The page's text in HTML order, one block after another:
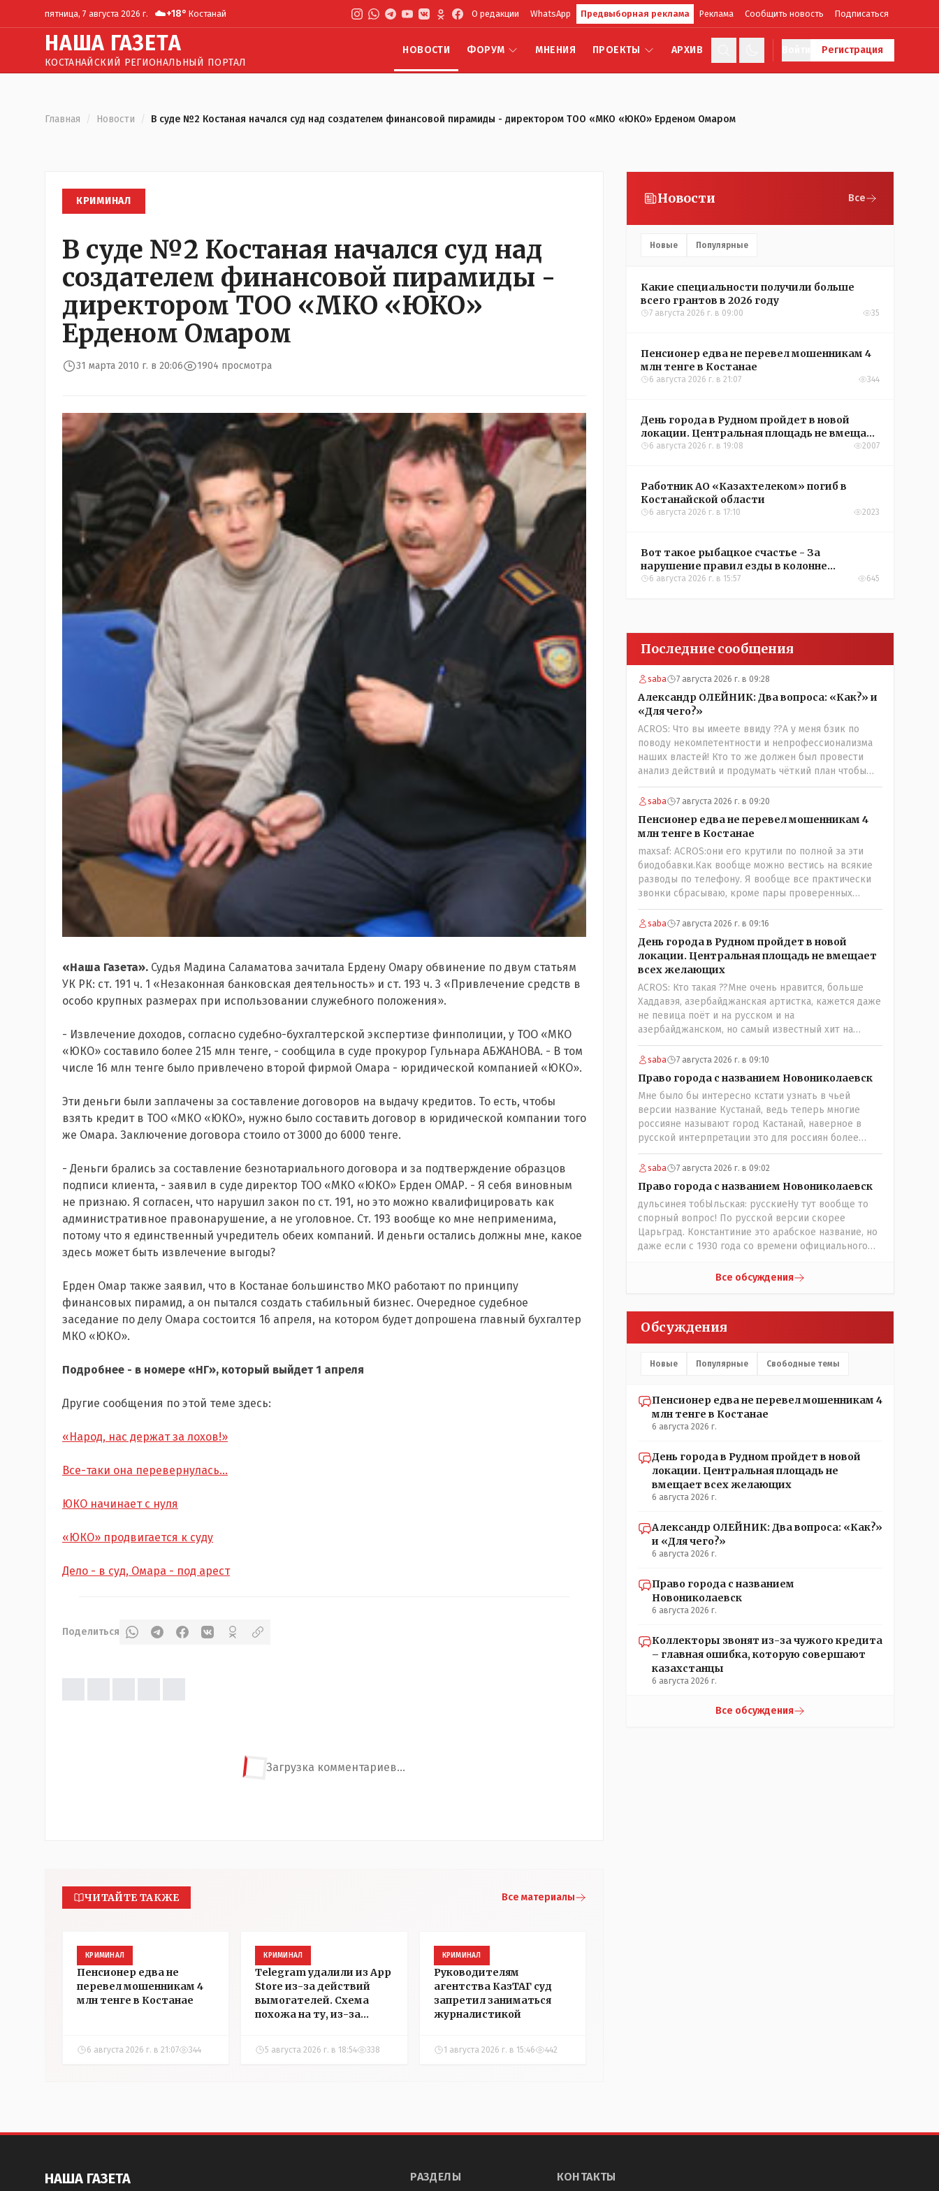
пятница, 7 августа 2026 г. ☁️+18° Костанай О редакции WhatsApp Предвыборная реклама Реклама Сообщить новость Подписаться
НАША ГАЗЕТА
КОСТАНАЙСКИЙ РЕГИОНАЛЬНЫЙ ПОРТАЛ
НОВОСТИ ФОРУМ МНЕНИЯ ПРОЕКТЫ АРХИВ Регистрация
Главная / Новости / В суде №2 Костаная начался суд над создателем финансовой пирамиды - директором ТОО «МКО «ЮКО» Ерденом Омаром
КРИМИНАЛ
В суде №2 Костаная начался суд над
создателем финансовой пирамиды -
директором ТОО «МКО «ЮКО»
Ерденом Омаром
31 марта 2010 г. в 20:06 1904 просмотра
«Наша Газета». Судья Мадина Саламатова зачитала Ердену Омару обвинение по двум статьям
УК РК: ст. 191 ч. 1 «Незаконная банковская деятельность» и ст. 193 ч. 3 «Привлечение средств в
особо крупных размерах при использовании служебного положения».
- Извлечение доходов, согласно судебно-бухгалтерской экспертизе финполиции, у ТОО «МКО
«ЮКО» составило более 215 млн тенге, - сообщила в суде прокурор Гульнара АБЖАНОВА. - В том
числе 16 млн тенге было привлечено второй фирмой Омара - юридической компанией «ЮКО».
Эти деньги были заплачены за составление договоров на выдачу кредитов. То есть, чтобы
взять кредит в ТОО «МКО «ЮКО», нужно было составить договор в юридической компании того
же Омара. Заключение договора стоило от 3000 до 6000 тенге.
- Деньги брались за составление безнотариального договора и за подтверждение образцов
подписи клиента, - заявил в суде директор ТОО «МКО «ЮКО» Ерден ОМАР. - Я себя виновным
не признаю. Я согласен, что нарушил закон по ст. 191, но это можно квалифицировать как
административное правонарушение, а не уголовное. Ст. 193 вообще ко мне неприменима,
потому что я единственный учредитель обеих компаний. И деньги остались должны мне, какое
здесь может быть извлечение выгоды?
Ерден Омар также заявил, что в Костанае большинство МКО работают по принципу
финансовых пирамид, а он пытался создать стабильный бизнес. Очередное судебное
заседание по делу Омара состоится 16 апреля, на котором будет допрошена главный бухгалтер
МКО «ЮКО».
Подробнее - в номере «НГ», который выйдет 1 апреля
Другие сообщения по этой теме здесь:
«Народ, нас держат за лохов!»
Все-таки она перевернулась...
ЮКО начинает с нуля
«ЮКО» продвигается к суду
Дело - в суд, Омара - под арест
Поделиться
Загрузка комментариев...
ЧИТАЙТЕ ТАКЖЕ Все материалы
КРИМИНАЛ
Пенсионер едва не
перевел мошенникам 4
млн тенге в Костанае
6 августа 2026 г. в 21:07 344
КРИМИНАЛ
Telegram удалили из App
Store из-за действий
вымогателей. Схема
похожа на ту, из-за
Instagram
5 августа 2026 г. в 18:54 338
КРИМИНАЛ
Руководителям
агентства КазТАГ суд
запретил заниматься
журналистикой
1 августа 2026 г. в 15:46 442
Новости Все
Новые Популярные
Какие специальности получили больше
всего грантов в 2026 году
7 августа 2026 г. в 09:00 35
Пенсионер едва не перевел мошенникам 4
млн тенге в Костанае
6 августа 2026 г. в 21:07 344
День города в Рудном пройдет в новой
локации. Центральная площадь не вмещает
всех желающих
6 августа 2026 г. в 19:08 2007
Работник АО «Казахтелеком» погиб в
Костанайской области
6 августа 2026 г. в 17:10 2023
Вот такое рыбацкое счастье - За
нарушение правил езды в колонне
оштрафовали участников соревнований в
6 августа 2026 г. в 15:57 645
Последние сообщения
saba 7 августа 2026 г. в 09:28
Александр ОЛЕЙНИК: Два вопроса: «Как?» и
«Для чего?»
ACROS: Что вы имеете ввиду ??А у меня бзик по
поводу некомпетентности и непрофессионализма
наших властей! Кто то же должен был провести
анализ действий и продумать чёткий план чтобы
комар носа не подточил! Но тут явно спешили, а в
аналитическом центре либо кто то из
Мальдивы уехал, либо всё вместе! Пока
прокатывает по вышеизложенным Вами причинам,
просто обстоятельства немного меняются по
сравнению с Назарбаевскими временами, власти
решили пощупать кошелёк населения, а это уже
неизвестная в уравнении взаимоотношений власти
и народа! Тут бы как раз специалист-аналитик и
пригодился бы!
saba 7 августа 2026 г. в 09:20
Пенсионер едва не перевел мошенникам 4
млн тенге в Костанае
maxsaf: ACROS:они его крутили по полной за эти
биодобавки.Как вообще можно вестись на всякие
разводы по телефону. Я вообще все практически
звонки сбрасываю, кроме пары проверенных
контактов. Один раз мне мой банк позвонил, не
мошенники. Я приехал туда, в банк, нашел того, кто
мне звонил, притащил к главному менеджеру и
обоим сказал: ещё один такой звонок, без разницы,
какая причина, и я счета свои у вас позакрываю.
Остальные входящие сразу в бан, по умолчанию для
меня любой входящий - Скам, пока не доказано
обратное - Zero trust. Все созвоны - только на
верифицируемые номера.Всё верно, я тоже так
поступаю,но увы любопытство ещё никто не
отменял! Я уже давно всё объяснил жене, но она
все равно меня допрашивает:" Кто звонил? От кого
скрываешься? Почему сбросил?"
saba 7 августа 2026 г. в 09:16
День города в Рудном пройдет в новой
локации. Центральная площадь не вмещает
всех желающих
ACROS: Кто такая ??Мне очень нравится, больше
Хаддавэя, азербайджанская артистка, кажется даже
не певица поёт и на русском и на
азербайджанском, но самый известный хит на
турецком. У неё очень необычный низкий тембр
голоса!
saba 7 августа 2026 г. в 09:10
Право города с названием Новониколаевск
Мне было бы интересно кстати узнать в чьей
версии название Кустанай, ведь теперь многие
россияне называют город Кастанай, наверное в
русской интерпретации это для россиян более
удобно? Просто в чисто познавательных целях
может кто из лингвистов или краеведов может
saba 7 августа 2026 г. в 09:02
Право города с названием Новониколаевск
дульсинея тобЫльская: русскиеНу тут вообще то
спорный вопрос! По русской версии скорее
Царьград. Константиние это арабское название, но
даже если с 1930 года со времени официального
историческим названием города? С 1930 уже тоже
Все обсуждения
Обсуждения
Новые Популярные Свободные темы
Пенсионер едва не перевел мошенникам 4
млн тенге в Костанае
6 августа 2026 г.
День города в Рудном пройдет в новой
локации. Центральная площадь не
вмещает всех желающих
6 августа 2026 г.
Александр ОЛЕЙНИК: Два вопроса: «Как?»
и «Для чего?»
6 августа 2026 г.
Право города с названием
Новониколаевск
6 августа 2026 г.
Коллекторы звонят из-за чужого кредита
– главная ошибка, которую совершают
казахстанцы
6 августа 2026 г.
Все обсуждения
НАША ГАЗЕТА РАЗДЕЛЫ КОНТАКТЫ